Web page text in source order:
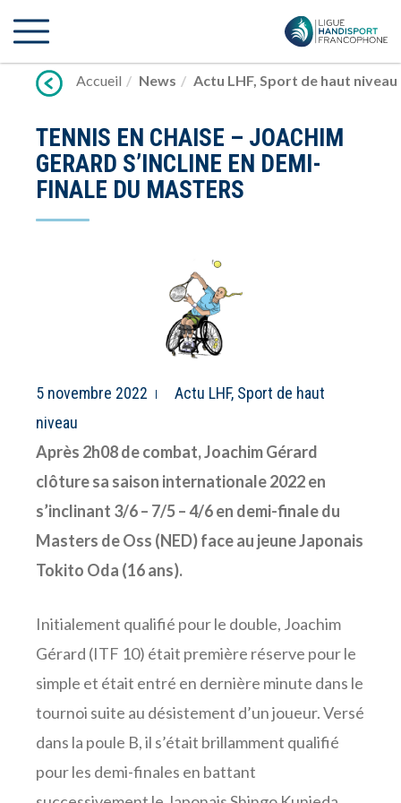
vers
Accueil
News Actu LHF, Sport de haut niveau
TENNIS EN CHAISE – JOACHIM
GERARD S’INCLINE EN DEMI-
FINALE DU MASTERS
5 novembre 2022 Actu LHF, Sport de haut
niveau
Après 2h08 de combat, Joachim Gérard
clôture sa saison internationale 2022 en
s’inclinant 3/6 – 7/5 – 4/6 en demi-finale du
Masters de Oss (NED) face au jeune Japonais
Tokito Oda (16 ans).
Initialement qualifié pour le double, Joachim
Gérard (ITF 10) était première réserve pour le
simple et était entré en dernière minute dans le
tournoi suite au désistement d’un joueur. Versé
dans la poule B, il s’était brillamment qualifié
pour les demi-finales en battant